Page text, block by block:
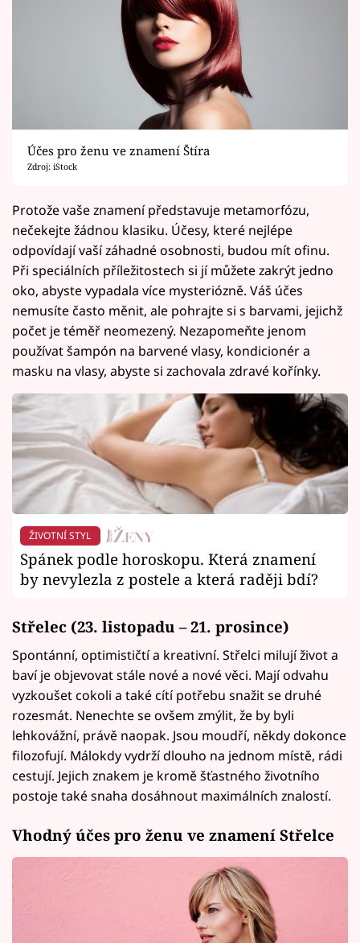
Účes pro ženu ve znamení Štíra
Zdroj: iStock
Protože vaše znamení představuje metamorfózu,
nečekejte žádnou klasiku. Účesy, které nejlépe
odpovídají vaší záhadné osobnosti, budou mít ofinu.
Při speciálních příležitostech si jí můžete zakrýt jedno
oko, abyste vypadala více mysteriózně. Váš účes
nemusíte často měnit, ale pohrajte si s barvami, jejichž
počet je téměř neomezený. Nezapomeňte jenom
používat šampón na barvené vlasy, kondicionér a
masku na vlasy, abyste si zachovala zdravé kořínky.
ŽIVOTNÍ STYL
Spánek podle horoskopu. Která znamení
by nevylezla z postele a která raději bdí?
Střelec (23. listopadu – 21. prosince)
Spontánní, optimističtí a kreativní. Střelci milují život a
baví je objevovat stále nové a nové věci. Mají odvahu
vyzkoušet cokoli a také cítí potřebu snažit se druhé
rozesmát. Nenechte se ovšem zmýlit, že by byli
lehkovážní, právě naopak. Jsou moudří, někdy dokonce
filozofují. Málokdy vydrží dlouho na jednom místě, rádi
cestují. Jejich znakem je kromě šťastného životního
postoje také snaha dosáhnout maximálních znalostí.
Vhodný účes pro ženu ve znamení Střelce